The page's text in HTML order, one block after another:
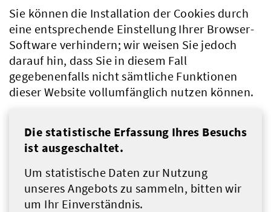
Sie können die Installation der Cookies durch
eine entsprechende Einstellung Ihrer Browser-
Software verhindern; wir weisen Sie jedoch
darauf hin, dass Sie in diesem Fall
gegebenenfalls nicht sämtliche Funktionen
dieser Website vollumfänglich nutzen können.
Die statistische Erfassung Ihres Besuchs
ist ausgeschaltet.
Um statistische Daten zur Nutzung
unseres Angebots zu sammeln, bitten wir
um Ihr Einverständnis.